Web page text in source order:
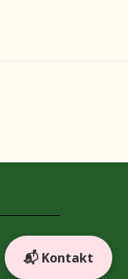
📬 Kontakt